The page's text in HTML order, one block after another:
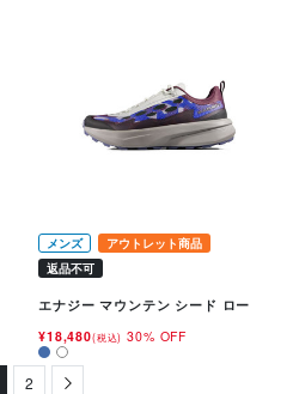
メンズ
アウトレット商品
返品不可
エナジー マウンテン シード ロー
¥18,480(税込) 30% OFF
2